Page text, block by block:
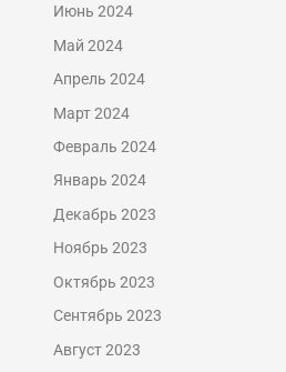
Июнь 2024
Май 2024
Апрель 2024
Март 2024
Февраль 2024
Январь 2024
Декабрь 2023
Ноябрь 2023
Октябрь 2023
Сентябрь 2023
Август 2023